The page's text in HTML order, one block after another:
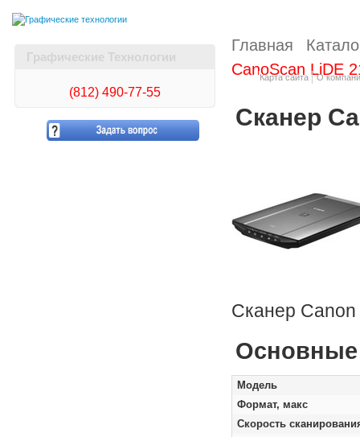
Карта сайта О
Графические Технологии
(812) 490-77-55
Главная
CanoScan LiDE
Сканер
Сканер
Основные
Модель
Формат, макс
Скорость